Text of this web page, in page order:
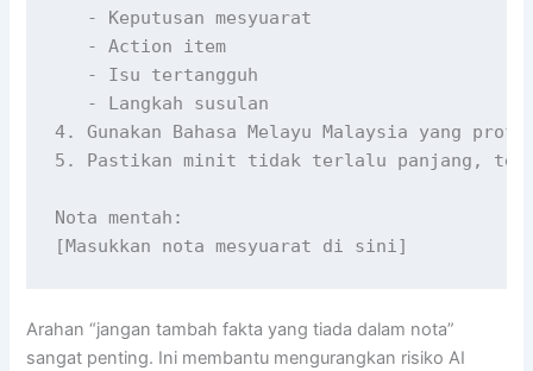
   - Keputusan mesyuarat
   - Action item
   - Isu tertangguh
   - Langkah susulan
4. Gunakan Bahasa Melayu Malaysia yang
5. Pastikan minit tidak terlalu panjang,
Nota mentah:
[Masukkan nota mesyuarat di sini]
Arahan “jangan tambah fakta yang tiada dalam nota”
sangat penting. Ini membantu mengurangkan risiko AI